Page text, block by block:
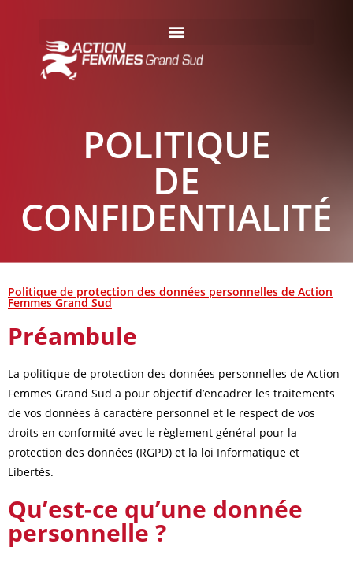
POLITIQUE
DE
CONFIDENTIALITÉ
Politique de protection des données personnelles de Action
Femmes Grand Sud
Préambule
La politique de protection des données personnelles de Action
Femmes Grand Sud a pour objectif d’encadrer les traitements
de vos données à caractère personnel et le respect de vos
droits en conformité avec le règlement général pour la
protection des données (RGPD) et la loi Informatique et
Libertés.
Qu’est-ce qu’une donnée
personnelle ?